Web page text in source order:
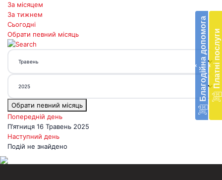
‹ Благодійна допомогав
‹ Платні послуги
За місяцем
За тижнем
Сьогодні
Обрати певний місяць
Обрати певний місяць
Попередній день
П’ятниця 16 Травень 2025
Наступний день
Подій не знайдено